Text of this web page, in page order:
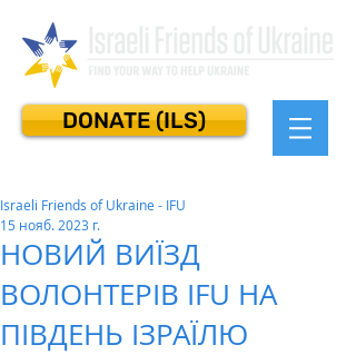
DONATE (ILS)
НОВИЙ ВИЇЗД
ВОЛОНТЕРІВ IFU НА
ПІВДЕНЬ ІЗРАЇЛЮ
Israeli Friends of Ukraine - IFU
15 нояб. 2023 г.